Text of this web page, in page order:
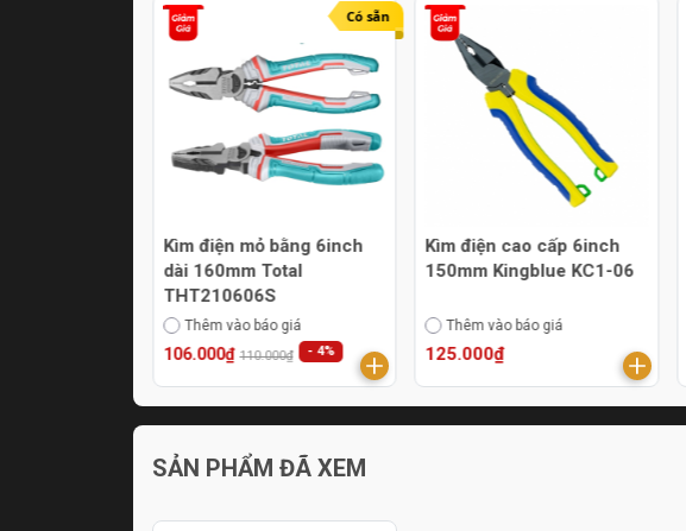
Có sẵn
Kìm điện mỏ bằng 6inch
dài 160mm Total
THT210606S
Thêm vào báo giá
106.000₫ 110.000₫ - 4%
Kìm điện cao cấp 6inch
150mm Kingblue KC1-06
Thêm vào báo giá
125.000₫
SẢN PHẨM ĐÃ XEM